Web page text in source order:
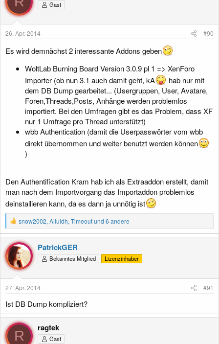
Gast
26. Apr. 2014 #90
Es wird demnächst 2 interessante Addons geben
WoltLab Burning Board Version 3.0.9 pl 1 => XenForo
Importer (ob nun 3.1 auch damit geht, kA
hab nur mit
dem DB Dump gearbeitet... (Usergruppen, User, Avatare,
Foren,Threads,Posts, Anhänge werden problemlos
importiert. Bei den Umfragen gibt es das Problem, dass XF
nur 1 Umfrage pro Thread unterstützt)
wbb Authentication (damit die Userpasswörter vom wbb
direkt übernommen und weiter benutzt werden können
)
Den Authentification Kram hab ich als Extraaddon erstellt, damit
man nach dem Importvorgang das Importaddon problemlos
deinstallieren kann, da es dann ja unnötig ist
R
e
a
k
t
i
o
n
n
snow2002, Alluidh, Timeoutund 6 andere
PatrickGER
Bekanntes Mitglied Lizenzinhaber
27. Apr. 2014 #91
Ist DB Dump kompliziert?
R
ragtek
Gast